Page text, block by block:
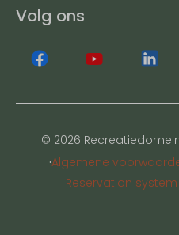
Volg ons
© 2026
·Algemene
Reservation